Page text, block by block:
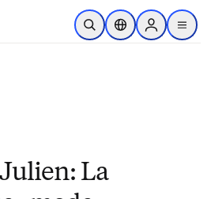
Passer au contenu principal
Ouvrir la recherche
Sélecteur de
Sign in to
menu
La